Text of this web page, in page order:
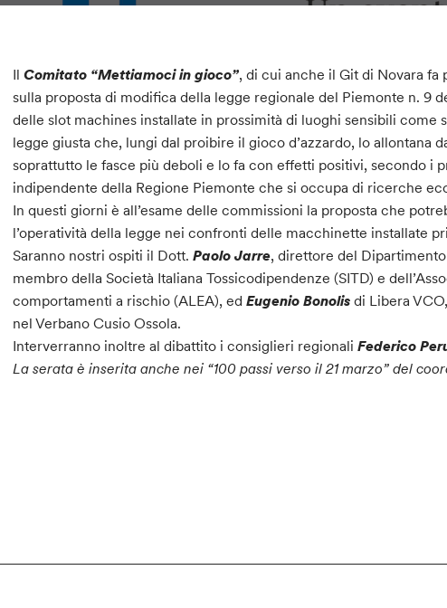
IlComitato “Mettiamoci in gioco”, di cui anche il Git di Novara
sulla proposta di modifica della legge regionale del Piemonte n. 9
delle slot machines installate in prossimità di luoghi sensibili come
legge giusta che, lungi dal proibire il gioco d’azzardo, lo allontana
soprattutto le fasce più deboli e lo fa con effetti positivi, secondo i
indipendente della Regione Piemonte che si occupa di ricerche
In questi giorni è all’esame delle commissioni la proposta che
l’operatività della legge nei confronti delle macchinette installate
Saranno nostri ospiti il Dott.Paolo Jarre, direttore del Dipartimento
membro della Società Italiana Tossicodipendenze (SITD) e
comportamenti a rischio (ALEA), edEugenio Bonolis di Libera
nel Verbano Cusio Ossola.
Interverranno inoltre al dibattito i consiglieri regionaliFederico
La serata è inserita anche nei “100 passi verso il 21 marzo” del